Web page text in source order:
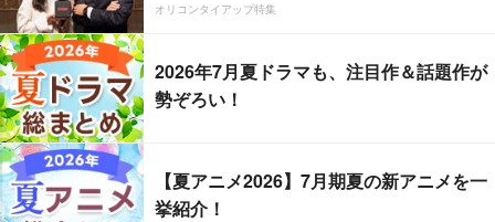
オリコンタイアップ特集
2026年7月夏ドラマも、注目作＆話題作が
勢ぞろい！
【夏アニメ2026】7月期夏の新アニメを一
挙紹介！